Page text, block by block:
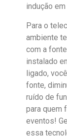
indução
Para o
ambiente
com a
instalado
ligado,
fonte,
ruído de
para quem
eventos!
essa